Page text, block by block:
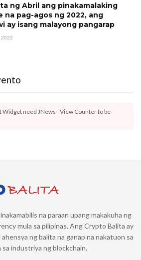
ng Abril ang pinakamalaking
na pag-agos ng 2022, ang
ay isang malayong pangarap
2022
Widget need JNews - View Counter to be
na paraan upang makakuha ng
mula sa pilipinas. Ang Crypto Balita ay
ng balita na ganap na nakatuon sa
industriya ng blockchain.